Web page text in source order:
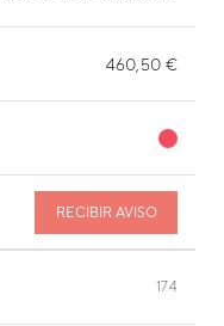
460,50 €
RECIBIR AVISO
174